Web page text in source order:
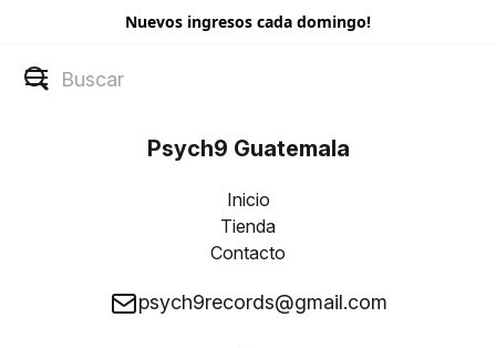
Nuevos ingresos cada domingo!
Psych9 Guatemala
Inicio
Tienda
Contacto
psych9records@gmail.com